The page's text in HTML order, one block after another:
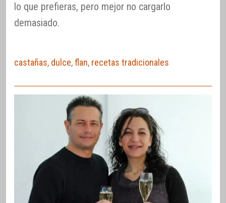
lo que prefieras, pero mejor no cargarlo
demasiado.
castañas, dulce,flan, recetas tradicionales